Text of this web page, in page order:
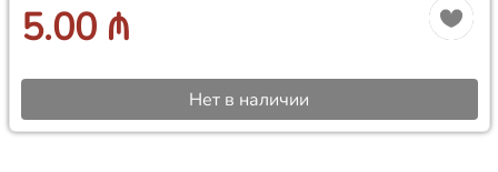
5.00 ₼
Нет в наличии